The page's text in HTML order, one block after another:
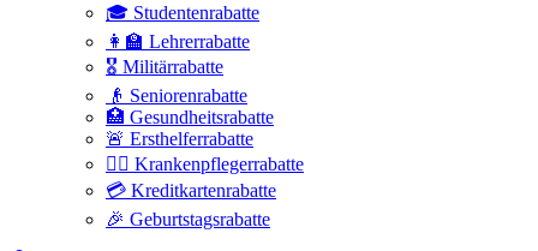
🎓 Studentenrabatte
👩‍🏫 Lehrerrabatte
🎖️ Militärrabatte
👴 Seniorenrabatte
🏥 Gesundheitsrabatte
🚨 Ersthelferrabatte
👩‍⚕️ Krankenpflegerrabatte
💳 Kreditkartenrabatte
🎉 Geburtstagsrabatte